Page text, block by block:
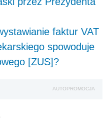
faktur VAT
spowoduje
[ZUS]?
AUTOPROMOCJA